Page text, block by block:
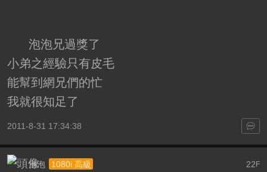
泡泡兄過獎了
小弟之經驗只有皮毛
能幫到網兄們的忙
我就很知足了
2011-8-31 17:34:38
22F
泡泡 1080i 高級